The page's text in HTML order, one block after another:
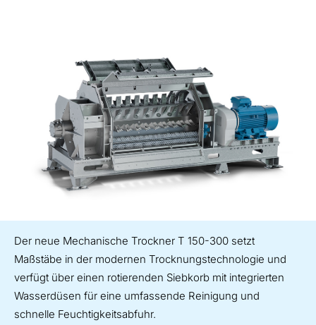
Der neue Mechanische Trockner T 150-300 setzt
Maßstäbe in der modernen Trocknungstechnologie und
verfügt über einen rotierenden Siebkorb mit integrierten
Wasserdüsen für eine umfassende Reinigung und
schnelle Feuchtigkeitsabfuhr.